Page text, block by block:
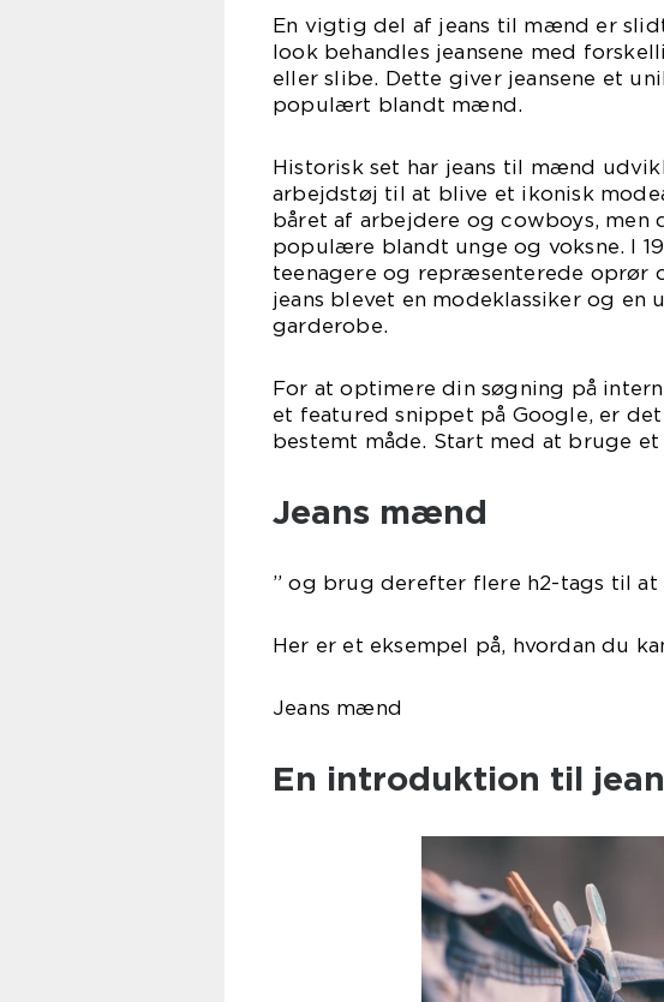
En vigtig del af jeans til mænd er
look behandles jeansene med
eller slibe. Dette giver jeansene et
populært blandt mænd.
Historisk set har jeans til mænd
arbejdstøj til at blive et ikonisk
båret af arbejdere og cowboys, men
populære blandt unge og voksne. I
teenagere og repræsenterede oprør
jeans blevet en modeklassiker og
garderobe.
For at optimere din søgning på
et featured snippet på Google, er
bestemt måde. Start med at bruge
Jeans mænd
” og brug derefter flere h2-tags til at
Her er et eksempel på, hvordan du
Jeans mænd
En introduktion til